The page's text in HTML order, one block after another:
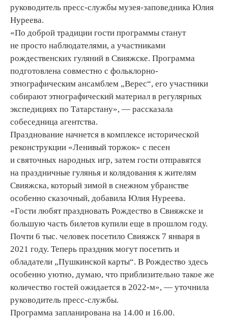
руководитель пресс-службы музея-заповедника Юлия
Нуреева.
«По доброй традиции гости программы станут
не просто наблюдателями, а участниками
рождественских гуляний в Свияжске. Программа
подготовлена совместно с фольклорно-
этнографическим ансамблем „Верес“, его участники
собирают этнографический материал в регулярных
экспедициях по Татарстану», — рассказала
собеседница агентства.
Празднование начнется в комплексе исторической
реконструкции «Ленивый торжок» с песен
и святочных народных игр, затем гости отправятся
на праздничные гулянья и колядования к жителям
Свияжска, который зимой в снежном убранстве
особенно сказочный, добавила Юлия Нуреева.
«Гости любят праздновать Рождество в Свияжске и
большую часть билетов купили еще в прошлом году.
Почти 6 тыс. человек посетило Свияжск 7 января в
2021 году. Теперь праздник могут посетить и
обладатели „Пушкинской карты“. В Рождество здесь
особенно уютно, думаю, что приблизительно такое же
количество гостей ожидается в 2022-м», — уточнила
руководитель пресс-службы.
Программа запланирована на 14.00 и 16.00.